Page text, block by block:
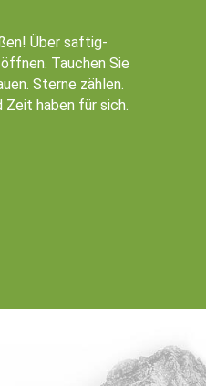
Über saftig-
Tauchen Sie
Sterne zählen.
Zeit haben für sich.